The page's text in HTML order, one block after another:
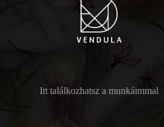
Itt találkozhatsz a munkáimmal